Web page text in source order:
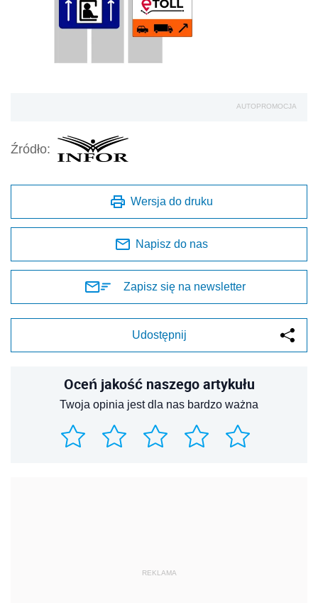
AUTOPROMOCJA
Źródło:
Wersja do druku
Napisz do nas
Zapisz się na newsletter
Udostępnij
Oceń jakość naszego artykułu
Twoja opinia jest dla nas bardzo ważna
REKLAMA